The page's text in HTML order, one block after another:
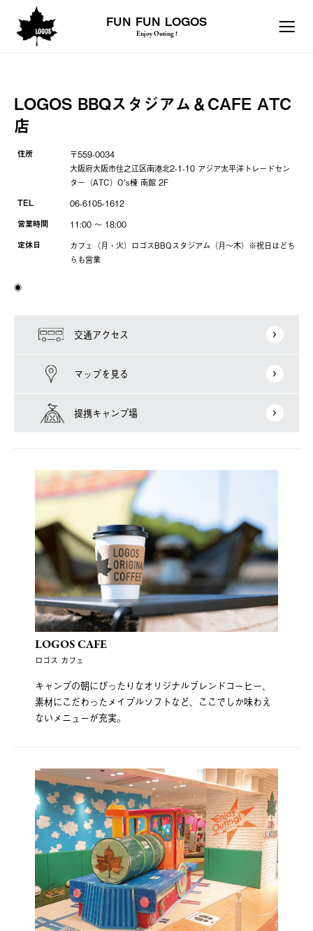
FUN FUN LOGOS
Enjoy Outing !
LOGOS BBQスタジアム＆CAFE ATC
店
住所
〒559-0034
大阪府大阪市住之江区南港北2-1-10 アジア太平洋トレードセン
ター（ATC）O’s棟 南館 2F
TEL 06-6105-1612
営業時間 11:00 〜 18:00
定休日
カフェ（月・火）ロゴスBBQスタジアム（月～木）※祝日はどち
らも営業
交通アクセス
マップを見る
提携キャンプ場
LOGOS CAFE
ロゴス カフェ
キャンプの朝にぴったりなオリジナルブレンドコーヒー、
素材にこだわったメイプルソフトなど、ここでしか味わえ
ないメニューが充実。